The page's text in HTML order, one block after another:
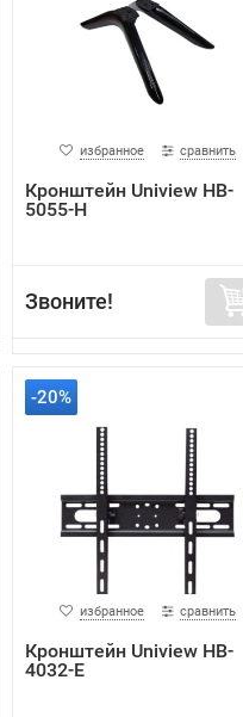
избранное сравнить
Кронштейн Uniview HB-
5055-H
Звоните!
-20%
избранное сравнить
Кронштейн Uniview HB-
4032-E